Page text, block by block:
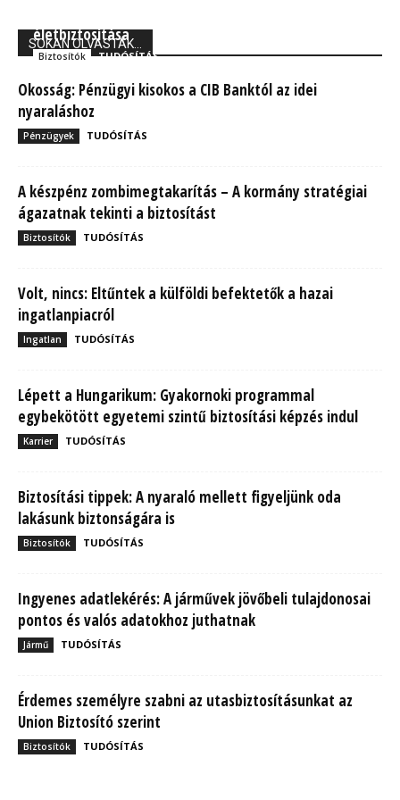
SOKAN OLVASTÁK...
életbiztosítása
Biztosítók TUDÓSÍTÁS
Okosság: Pénzügyi kisokos a CIB Banktól az idei
nyaraláshoz
Pénzügyek TUDÓSÍTÁS
A készpénz zombimegtakarítás – A kormány stratégiai
ágazatnak tekinti a biztosítást
Biztosítók TUDÓSÍTÁS
Volt, nincs: Eltűntek a külföldi befektetők a hazai
ingatlanpiacról
Ingatlan TUDÓSÍTÁS
Lépett a Hungarikum: Gyakornoki programmal
egybekötött egyetemi szintű biztosítási képzés indul
Karrier TUDÓSÍTÁS
Biztosítási tippek: A nyaraló mellett figyeljünk oda
lakásunk biztonságára is
Biztosítók TUDÓSÍTÁS
Ingyenes adatlekérés: A járművek jövőbeli tulajdonosai
pontos és valós adatokhoz juthatnak
Jármű TUDÓSÍTÁS
Érdemes személyre szabni az utasbiztosításunkat az
Union Biztosító szerint
Biztosítók TUDÓSÍTÁS